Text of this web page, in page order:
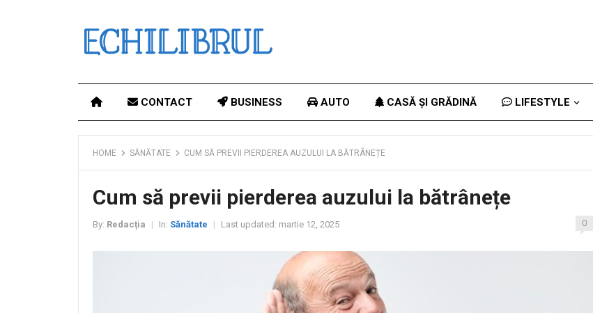
CONTACT BUSINESS AUTO CASĂ ȘI GRĂDINĂ LIFESTYLE
HOME SĂNĂTATE CUM SĂ PREVII PIERDEREA AUZULUI LA BĂTRÂNEȚE
Cum să previi pierderea auzului la bătrânețe
By: Redacția In: Sănătate Last updated: martie 12, 2025 0